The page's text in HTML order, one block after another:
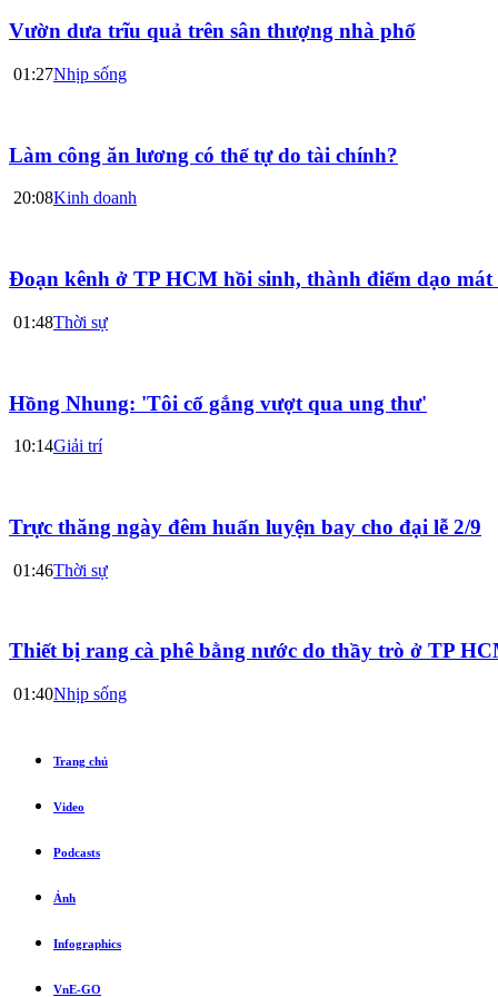
Vườn dưa trĩu quả trên sân thượng nhà phố
01:27Nhịp sống
Làm công ăn lương có thể tự do tài chính?
20:08Kinh doanh
Đoạn kênh ở TP HCM hồi sinh, thành điểm dạo mát
01:48Thời sự
Hồng Nhung: 'Tôi cố gắng vượt qua ung thư'
10:14Giải trí
Trực thăng ngày đêm huấn luyện bay cho đại lễ 2/9
01:46Thời sự
Thiết bị rang cà phê bằng nước do thầy trò ở TP
01:40Nhịp sống
Trang chủ
Video
Podcasts
Ảnh
Infographics
VnE-GO